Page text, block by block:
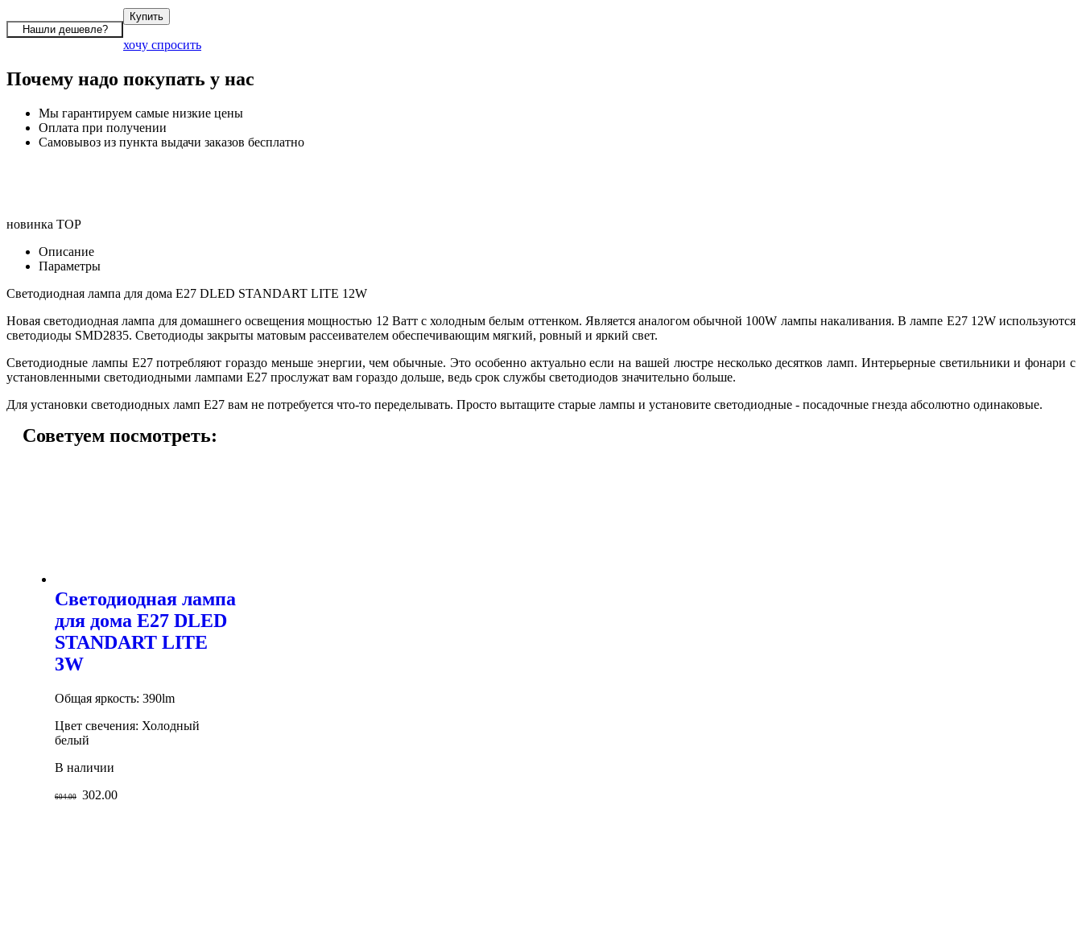
хочу спросить
Почему надо покупать у нас
Мы гарантируем самые низкие цены
Оплата при получении
Самовывоз из пункта выдачи заказов бесплатно
новинка TOP
Описание
Параметры
Светодиодная лампа для дома E27 DLED STANDART LITE 12W
Новая светодиодная лампа для домашнего освещения мощностью 12 Ватт с холодным белым оттенком. Является аналогом обычной 100W лампы накаливания. В лампе E27 12W используются
светодиоды SMD2835. Светодиоды закрыты матовым рассеивателем обеспечивающим мягкий, ровный и яркий свет.
Светодиодные лампы E27 потребляют гораздо меньше энергии, чем обычные. Это особенно актуально если на вашей люстре несколько десятков ламп. Интерьерные светильники и фонари с
установленными светодиодными лампами E27 прослужат вам гораздо дольше, ведь срок службы светодиодов значительно больше.
Для установки светодиодных ламп E27 вам не потребуется что-то переделывать. Просто вытащите старые лампы и установите светодиодные - посадочные гнезда абсолютно одинаковые.
Советуем посмотреть:
Светодиодная лампа
для дома E27 DLED
STANDART LITE
3W
Общая яркость: 390lm
Цвет свечения: Холодный
белый
В наличии
604.00 302.00